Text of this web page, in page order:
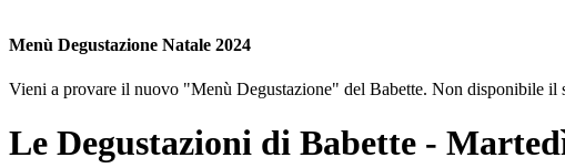
Menù Degustazione Natale 2024
Vieni a provare il nuovo "Menù Degustazione" del Babette. Non disponibile il
Le Degustazioni di Babette -